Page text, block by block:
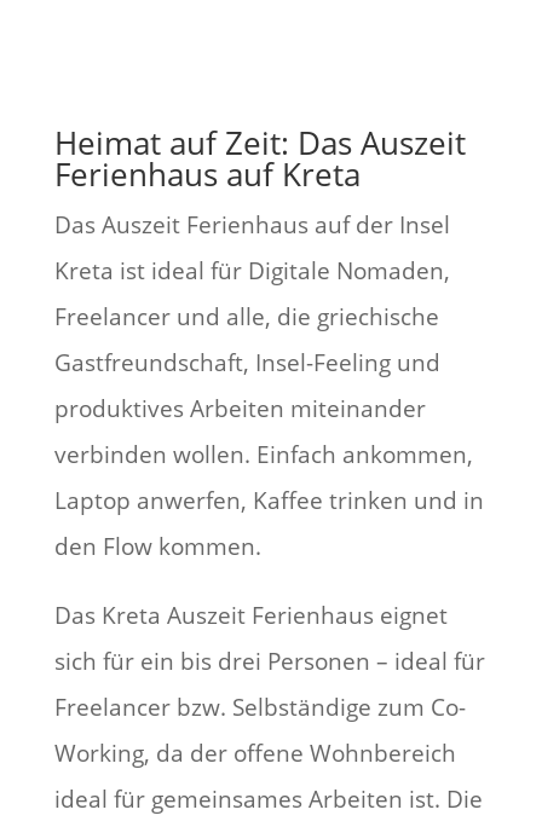
Heimat auf Zeit: Das Auszeit
Ferienhaus auf Kreta
Das Auszeit Ferienhaus auf der Insel
Kreta ist ideal für Digitale Nomaden,
Freelancer und alle, die griechische
Gastfreundschaft, Insel-Feeling und
produktives Arbeiten miteinander
verbinden wollen. Einfach ankommen,
Laptop anwerfen, Kaffee trinken und in
den Flow kommen.
Das Kreta Auszeit Ferienhaus eignet
sich für ein bis drei Personen – ideal für
Freelancer bzw. Selbständige zum Co-
Working, da der offene Wohnbereich
ideal für gemeinsames Arbeiten ist. Die